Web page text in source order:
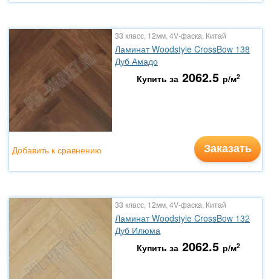
33 класс, 12мм, 4V-фаска, Китай
Ламинат Woodstyle CrossBow 138
Дуб Амадо
Купить за 2062.5 р/м2
Заказать
Добавить к сравнению
33 класс, 12мм, 4V-фаска, Китай
Ламинат Woodstyle CrossBow 132
Дуб Илюма
Купить за 2062.5 р/м2